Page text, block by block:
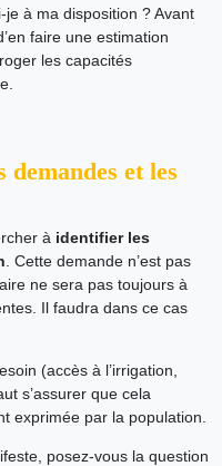
je à ma disposition ? Avant
faire une estimation
les capacités
et les
à identifier les
. Cette demande n’est pas
ne sera pas toujours à
Il faudra dans ce cas
(accès à l’irrigation,
s’assurer que cela
exprimée par la population.
posez-vous la question